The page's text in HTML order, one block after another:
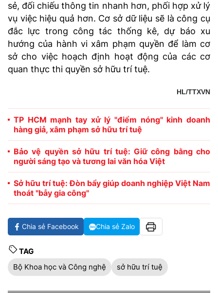
sẻ, đối chiếu thông tin nhanh hơn, phối hợp xử lý
vụ việc hiệu quả hơn. Cơ sở dữ liệu sẽ là công cụ
đắc lực trong công tác thống kê, dự báo xu
hướng của hành vi xâm phạm quyền để làm cơ
sở cho việc hoạch định hoạt động của các cơ
quan thực thi quyền sở hữu trí tuệ.
HL/TTXVN
TP HCM mạnh tay xử lý "điểm nóng" kinh doanh
hàng giả, xâm phạm sở hữu trí tuệ
Bảo vệ quyền sở hữu trí tuệ: Giữ công bằng cho
người sáng tạo và tương lai văn hóa Việt
Sở hữu trí tuệ: Đòn bẩy giúp doanh nghiệp Việt Nam
thoát "bẫy gia công"
Chia sẻ Facebook Chia sẻ Zalo
TAG
Bộ Khoa học và Công nghệ
sở hữu trí tuệ